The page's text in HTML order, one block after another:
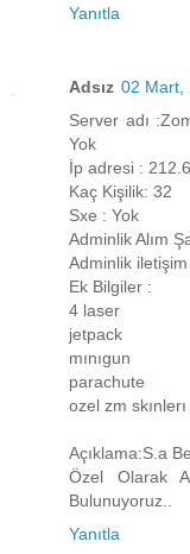
Yanıtla
Adsız 02 Mart,
Server adı
Yok
İp adresi :
Kaç Kişilik: 32
Sxe : Yok
Adminlik Alım
Adminlik
Ek Bilgiler :
4 laser
jetpack
mınıgun
parachute
ozel zm skınlerı
Açıklama:S.a
Özel Olarak
Bulunuyoruz..
Yanıtla